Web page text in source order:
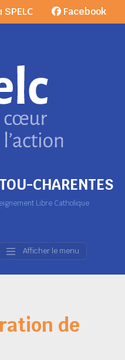
CHARENTES
Libre Catholique
Facebook
Afficher le menu
de